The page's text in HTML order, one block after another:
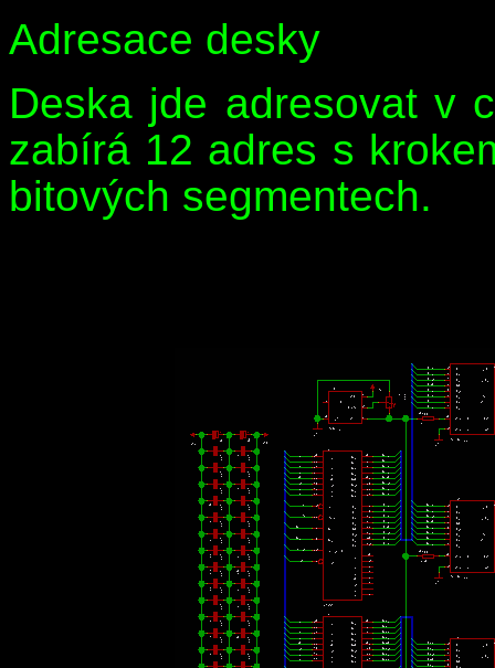
Adresace desky
Deska jde adresovat v
zabírá 12 adres s
bitových segmentech.